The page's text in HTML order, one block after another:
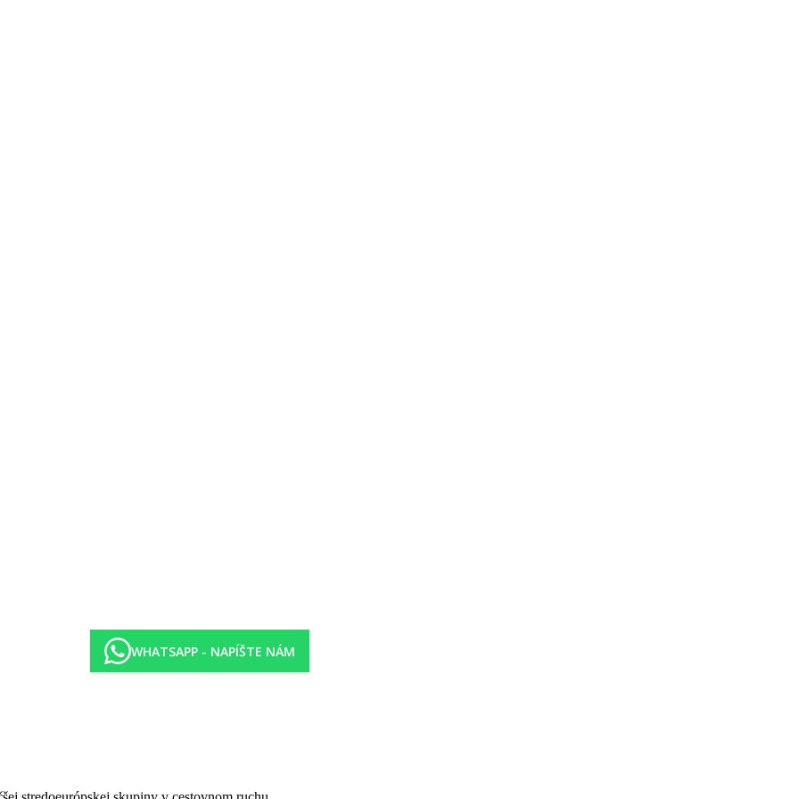
komfort. Každá izba disponuje TV s plochou obrazovkou, bezplatným Wi-Fi pripojením a chladničkou pre vaše osvieženie. Hostia môžu
V izbe nájdete písací stôl pre prácu a tiež kávovar, trezor na uloženie cenností, a fén pre vaše pohodlie. Súčasťou vybavenia je aj žehlička
bezstarostný pobyt. Niektoré izby majú navyše oddelené spálne.
alebo šnorchlovania? Naša bezplatná kyvadlová doprava na pláž zaisťuje bezproblémovú dopravu do az nedotknutého piesku Palm
bohaté raňajky. Raňajky sú podávané v príjemnej raňajkovej miestnosti a ponúkajú pestrý výber čerstvých surovín a hostia sa môžu
pripravené tak, aby vyhovovali ako milovníkom ľahkých jedál, tak tým, ktorí si radi doprajú výživný začiatok dňa. Pre hostí, ktorí
čo vám umožní vychutnať si jedlo v miestnych reštauráciách a kaviarňach, alebo si pripraviť vlastné pokrmy v súkromí vašej izby.
WHATSAPP - NAPÍŠTE NÁM